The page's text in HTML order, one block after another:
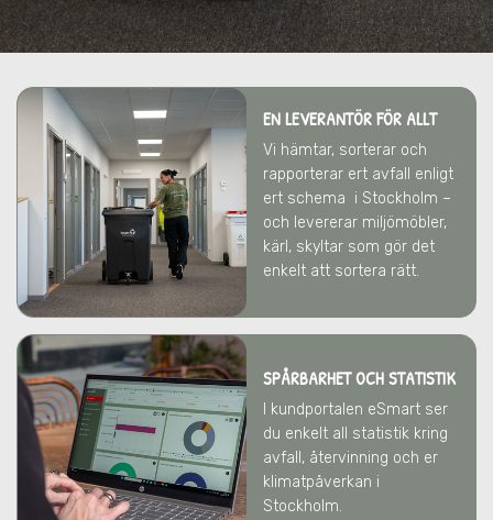
EN LEVERANTÖR FÖR ALLT
Vi hämtar, sorterar och
rapporterar ert avfall enligt
ert schema i Stockholm –
och levererar miljömöbler,
kärl, skyltar som gör det
enkelt att sortera rätt.
SPÅRBARHET OCH STATISTIK
I kundportalen eSmart ser
du enkelt all statistik kring
avfall, återvinning och er
klimatpåverkan i
Stockholm.